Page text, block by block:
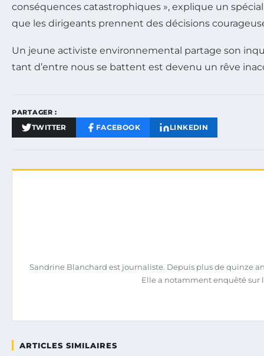
conséquences catastrophiques », explique un
que les dirigeants prennent des décisions
Un jeune activiste environnemental partage son
tant d’entre nous se battent est devenu un rêve
PARTAGER :
TWITTER FACEBOOK LINKEDIN
Sandrine Blanchard est journaliste. Depuis plus de quinze
Elle a notamment enquêté sur
ARTICLES SIMILAIRES